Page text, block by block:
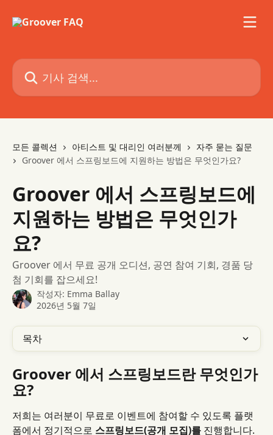
기사 검색...
모든 콜렉션 아티스트 및 대리인 여러분께
자주 묻는 질문
Groover 에서 스프링보드에 지원하는 방법은 무엇인가요?
Groover 에서 스프링보드에
지원하는 방법은 무엇인가
요?
Groover 에서 무료 공개 오디션, 공연 참여 기회, 경품 당
첨 기회를 잡으세요!
작성자: Emma Ballay
2026년 5월 7일
목차
Groover 에서 스프링보드란 무엇인가
요?
저희는 여러분이 무료로 이벤트에 참여할 수 있도록 플랫
폼에서 정기적으로 스프링보드(공개 모집)를 진행합니다.